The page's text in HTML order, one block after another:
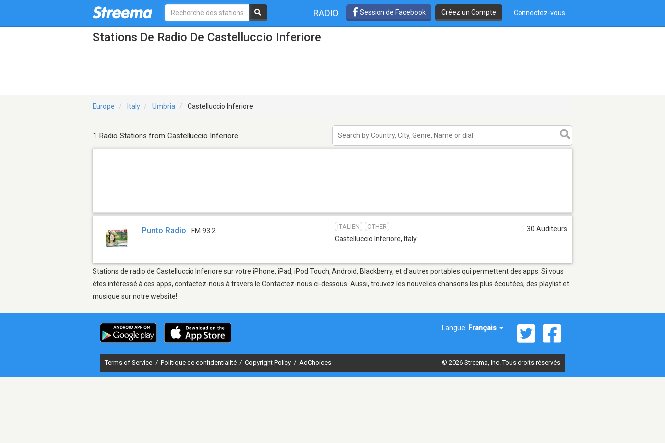
RADIO Session de Facebook Créez un Compte Connectez-vous
Stations De Radio De Castelluccio Inferiore
Europe Italy Umbria Castelluccio Inferiore
1 Radio Stations from Castelluccio Inferiore
Punto Radio FM 93.2
ITALIEN OTHER
Castelluccio Inferiore, Italy
30 Auditeurs
Stations de radio de Castelluccio Inferiore sur votre iPhone, iPad, iPod Touch, Android, Blackberry, et d'autres portables qui permettent des apps. Si vous
êtes intéressé à ces apps, contactez-nous à travers le Contactez-nous ci-dessous. Aussi, trouvez les nouvelles chansons les plus écoutées, des playlist et
musique sur notre website!
Langue: Français
Terms of Service / Politique de confidentialité / Copyright Policy / AdChoices © 2026 Streema, Inc. Tous droits réservés